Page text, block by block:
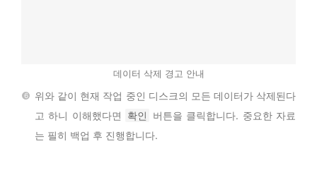
데이터 삭제 경고 안내
위와 같이 현재 작업 중인 디스크의 모든 데이터가 삭제된다
고 하니 이해했다면
확인
버튼을 클릭합니다. 중요한 자료
는 필히 백업 후 진행합니다.